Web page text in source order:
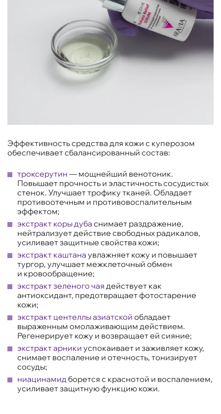
Эффективность средства для кожи с куперозом
обеспечивает сбалансированный состав:
троксерутин — мощнейший венотоник.
Повышает прочность и эластичность сосудистых
стенок. Улучшает трофику тканей. Обладает
противоотечным и противовоспалительным
эффектом;
экстракт коры дуба снимает раздражение,
нейтрализует действие свободных радикалов,
усиливает защитные свойства кожи;
экстракт каштана увлажняет кожу и повышает
тургор, улучшает межклеточный обмен
и кровообращение;
экстракт зеленого чая действует как
антиоксидант, предотвращает фотостарение
кожи;
экстракт центеллыазиатской обладает
выраженным омолаживающим действием.
Регенерирует кожу и возвращает ей сияние;
экстракт арники успокаивает и заживляет кожу,
снимает воспаление и отечность, тонизирует
сосуды;
ниацинамидборется с краснотой и воспалением,
усиливает защитную функцию кожи.